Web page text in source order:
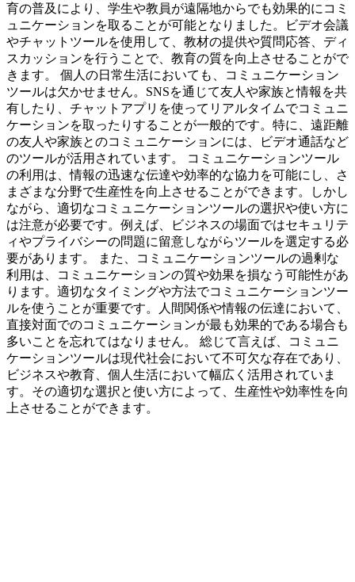
育の普及により、学生や教員が遠隔地からでも効果的にコミ
ュニケーションを取ることが可能となりました。ビデオ会議
やチャットツールを使用して、教材の提供や質問応答、ディ
スカッションを行うことで、教育の質を向上させることがで
きます。 個人の日常生活においても、コミュニケーション
ツールは欠かせません。SNSを通じて友人や家族と情報を共
有したり、チャットアプリを使ってリアルタイムでコミュニ
ケーションを取ったりすることが一般的です。特に、遠距離
の友人や家族とのコミュニケーションには、ビデオ通話など
のツールが活用されています。 コミュニケーションツール
の利用は、情報の迅速な伝達や効率的な協力を可能にし、さ
まざまな分野で生産性を向上させることができます。しかし
ながら、適切なコミュニケーションツールの選択や使い方に
は注意が必要です。例えば、ビジネスの場面ではセキュリテ
ィやプライバシーの問題に留意しながらツールを選定する必
要があります。 また、コミュニケーションツールの過剰な
利用は、コミュニケーションの質や効果を損なう可能性があ
ります。適切なタイミングや方法でコミュニケーションツー
ルを使うことが重要です。人間関係や情報の伝達において、
直接対面でのコミュニケーションが最も効果的である場合も
多いことを忘れてはなりません。 総じて言えば、コミュニ
ケーションツールは現代社会において不可欠な存在であり、
ビジネスや教育、個人生活において幅広く活用されていま
す。その適切な選択と使い方によって、生産性や効率性を向
上させることができます。